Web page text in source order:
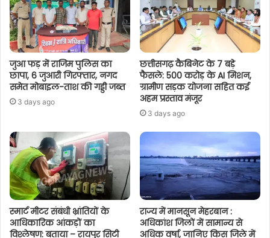
जुआ फड़ में राजिम पुलिस का
छापा, 6 जुआरी गिरफ्तार, नगद
समेत मोबाइल-ताश की गड्डी जब्त
3 days ago
छत्तीसगढ़ कैबिनेट के 7 बड़े
फैसले: 500 करोड़ के AI मिशन,
ग्रामीण सड़क योजना सहित कई
अहम प्रस्ताव मंजूर
3 days ago
स्मार्ट मीटर संबंधी भ्रांतियों के
आधिकारिक आंकड़ों का
विश्लेषण: बताया – रायपुर सिटी
राज्य में मानसून मेहरबान :
अधिकांश जिलों में सामान्य से
अधिक वर्षा, जानिए किस जिले में